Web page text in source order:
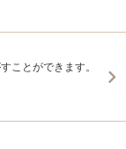
ことができます。